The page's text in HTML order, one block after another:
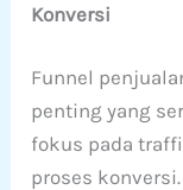
Konversi
Funnel
penting yang
fokus pada
proses